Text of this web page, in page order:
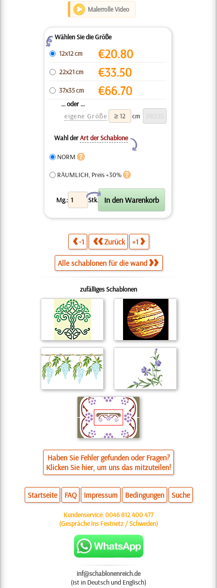
Malerrolle Video
ZWählen Sie die Größe
12x12 cm
€20.80
22x21 cm €33.50
37x35 cm €66.70
... oder ...
eigene Größe
cm
Wahl derArt der Schablone
Y
NORM
RÄUMLICH, Preis +30%
Mg.: Stk.
X
-1 Zurück +1
Alle schablonen für die wand
zufälliges Schablonen
Haben Sie Fehler gefunden oder Fragen?
Klicken Sie hier, um uns das mitzuteilen!
Startseite FAQ Impressum Bedingungen Suche
Kundenservice:0046 812 400 477
(Gespräche ins Festnetz / Schweden)
inf@schablonenreich.de
(ist in Deutsch und Englisch)